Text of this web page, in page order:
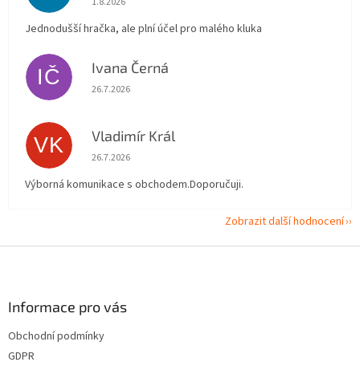
Jednodušší hračka, ale plní účel pro malého kluka
IČ Ivana Černá
Hodnocení obchodu je 5 z 5 hvězdiček.
26.7.2026
VK Vladimír Král
Hodnocení obchodu je 5 z 5 hvězdiček.
26.7.2026
Výborná komunikace s obchodem.Doporučuji.
Zobrazit další hodnocení
Informace pro vás
Obchodní podmínky
GDPR